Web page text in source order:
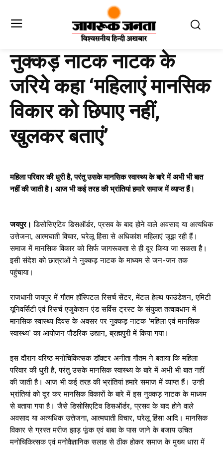
नुक्कड़ नाटक नाटक के
जरिये कहा ‘महिलाएं मानसिक
विकार को छिपाए नहीं,
खुलकर बताएं’
महिला परिवार की धुरी है, परंतु उसके मानसिक स्वास्थ्य के बारे में अभी भी बात
नहीं की जाती है। आज भी कई तरह की भ्रांतियां हमारे समाज में व्याप्त हैं।
जयपुर। डिसोसिएटिव डिसऑर्डर, प्रसव के बाद होने वाले अवसाद या अत्यधिक
उत्तेजना, आत्मघाती विचार, घरेलू हिंसा से अधिकांश महिलाएं जूझ रही हैं।
समाज में मानसिक विकार को सिर्फ जागरूकता से ही दूर किया जा सकता हैै।
इसी संदेश को छात्राओं ने नुक्कड़ नाटक के माध्यम से जन-जन तक
पहुंचाया।
राजधानी जयपुर में गौतम हॉस्पिटल रिसर्च सेंटर, मेंटल हेल्थ फाउंडेशन, एमिटी
यूनिवर्सिटी एवं रिसर्च एजुकेशन एंड सर्विस ट्रस्ट के संयुक्त तत्वावधान में
मानसिक स्वास्थ्य दिवस के अवसर पर नुक्कड़ नाटक ‘महिला एवं मानसिक
स्वास्थ्य’ का आयोजन पौंडरिक उद्यान, ब्रह्मपुरी में किया गया।
इस दौरान वरिष्ठ मनोचिकित्सक डॉक्टर अनीता गौतम ने बताया कि महिला
परिवार की धुरी है, परंतु उसके मानसिक स्वास्थ्य के बारे में अभी भी बात नहीं
की जाती है। आज भी कई तरह की भ्रांतियां हमारे समाज में व्याप्त हैं। उन्ही
भ्रांतियां को दूर कर मानसिक विकारों के बारे में इस नुक्कड़ नाटक के माध्यम
से बताया गया है। जैसे डिसोसिएटिव डिसऑर्डर, प्रसव के बाद होने वाले
अवसाद या अत्यधिक उत्तेजना, आत्मघाती विचार, घरेलू हिंसा आदि। मानसिक
विकार से ग्रस्त मरीज झाड़ फूंक एवं बाबा के पास जाने के बजाय उचित
मनोचिकित्सक एवं मनोवैज्ञानिक सलाह से ठीक होकर समाज के मुख्य धारा में